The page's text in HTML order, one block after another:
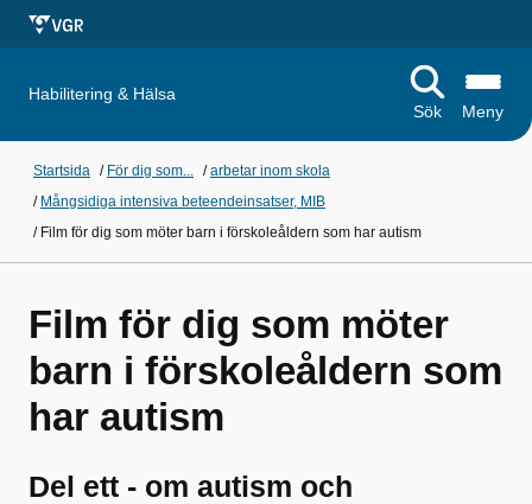
Habilitering & Hälsa
Sök
Meny
Startsida / För dig som... /arbetar inom skola
/ Mångsidiga intensiva beteendeinsatser, MIB
/ Film för dig som möter barn i förskoleåldern som har autism
Film för dig som möter
barn i förskoleåldern som
har autism
Del ett - om autism och